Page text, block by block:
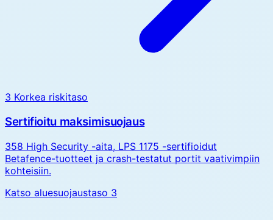
3 Korkea riskitaso
Sertifioitu maksimisuojaus
358 High Security -aita, LPS 1175 -sertifioidut
Betafence-tuotteet ja crash-testatut portit vaativimpiin
kohteisiin.
Katso aluesuojaustaso 3